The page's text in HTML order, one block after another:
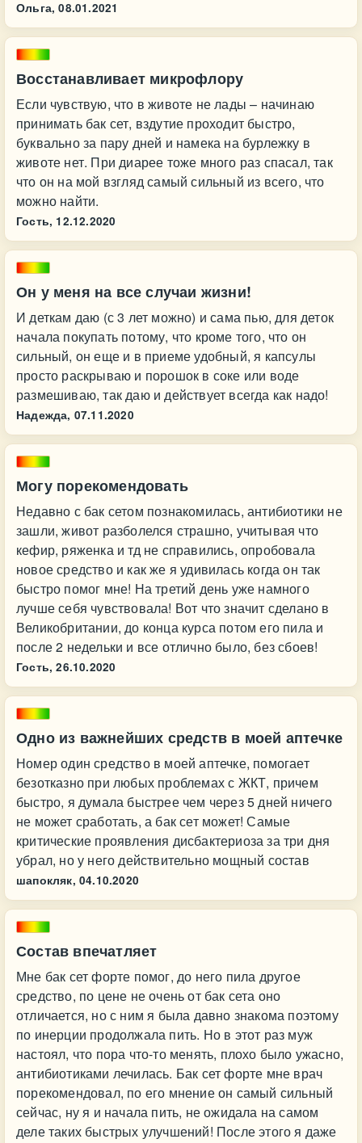
Ольга, 08.01.2021
Восстанавливает микрофлору
Если чувствую, что в животе не лады – начинаю
принимать бак сет, вздутие проходит быстро,
буквально за пару дней и намека на бурлежку в
животе нет. При диарее тоже много раз спасал, так
что он на мой взгляд самый сильный из всего, что
можно найти.
Гость, 12.12.2020
Он у меня на все случаи жизни!
И деткам даю (с 3 лет можно) и сама пью, для деток
начала покупать потому, что кроме того, что он
сильный, он еще и в приеме удобный, я капсулы
просто раскрываю и порошок в соке или воде
размешиваю, так даю и действует всегда как надо!
Надежда, 07.11.2020
Могу порекомендовать
Недавно с бак сетом познакомилась, антибиотики не
зашли, живот разболелся страшно, учитывая что
кефир, ряженка и тд не справились, опробовала
новое средство и как же я удивилась когда он так
быстро помог мне! На третий день уже намного
лучше себя чувствовала! Вот что значит сделано в
Великобритании, до конца курса потом его пила и
после 2 недельки и все отлично было, без сбоев!
Гость, 26.10.2020
Одно из важнейших средств в моей аптечке
Номер один средство в моей аптечке, помогает
безотказно при любых проблемах с ЖКТ, причем
быстро, я думала быстрее чем через 5 дней ничего
не может сработать, а бак сет может! Самые
критические проявления дисбактериоза за три дня
убрал, но у него действительно мощный состав
шапокляк, 04.10.2020
Состав впечатляет
Мне бак сет форте помог, до него пила другое
средство, по цене не очень от бак сета оно
отличается, но с ним я была давно знакома поэтому
по инерции продолжала пить. Но в этот раз муж
настоял, что пора что-то менять, плохо было ужасно,
антибиотиками лечилась. Бак сет форте мне врач
порекомендовал, по его мнение он самый сильный
сейчас, ну я и начала пить, не ожидала на самом
деле таких быстрых улучшений! После этого я даже